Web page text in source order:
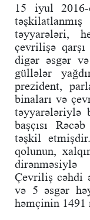
15 iyul
təyyarələri,
çevrilişə qarşı
digər əsgər
güllələr
prezident,
binaları və
təyyarələriylə
başçısı
təşkil
qolunun,
Çevriliş cəhdi
və 5 əsgər
həmçinin 1491